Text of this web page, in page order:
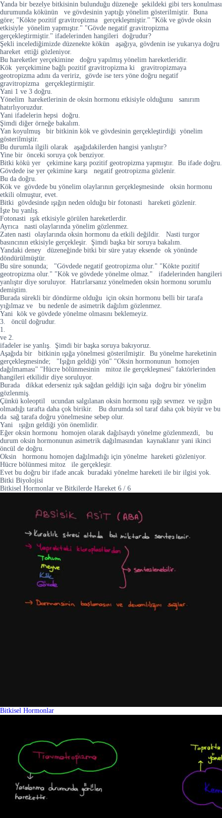
Yanda bir bezelye bitkisinin bulunduğu düzeneğe şekildeki gibi ters konulması
durumunda kökünün ve gövdesinin yaptığı yönelim gösterilmiştir. Buna
göre; "Kökte pozitif gravitropizma gerçekleşmiştir." "Kök ve gövde oksin
etkisiyle yönelim yapmıştır." "Gövde negatif gravitropizma
gerçekleştirmiştir." ifadelerinden hangileri doğrudur?
Şekli incelediğimizde düzenekte kökün aşağıya, gövdenin ise yukarıya doğru
hareket ettiği gözleniyor.
Bu hareketler yerçekimine doğru yapılmış yönelim hareketleridir.
Kök yerçekimine bağlı pozitif gravitropizma ki gravitropizmaya
geotropizma adını da veririz, gövde ise ters yöne doğru negatif
gravitropizma gerçekleştirmiştir.
Yani 1 ve 3 doğru.
Yönelim hareketlerinin de oksin hormonu etkisiyle olduğunu sanırım
hatırlıyoruzdur.
Yani ifadelerin hepsi doğru.
Şimdi diğer örneğe bakalım.
Yan koyulmuş bir bitkinin kök ve gövdesinin gerçekleştirdiği yönelim
gösterilmiştir.
Bu durumla ilgili olarak aşağıdakilerden hangisi yanlıştır?
Yine bir önceki soruya çok benziyor.
Bitki kökü yer çekimine karşı pozitif geotropizma yapmıştır. Bu ifade doğru.
Gövdede ise yer çekimine karşı negatif geotropizma gözlenir.
Bu da doğru.
Kök ve gövdede bu yönelim olaylarının gerçekleşmesinde oksin hormonu
etkili olmuştur, evet.
Bitki gövdesinde ışığın neden olduğu bir fotonasti hareketi gözlenir.
İşte bu yanlış.
Fotonasti ışık etkisiyle görülen hareketlerdir.
Ayrıca nasti olaylarında yönelim gözlenmez.
Zaten nasti olaylarında oksin hormonu da etkili değildir. Nasti turgor
basıncının etkisiyle gerçekleşir. Şimdi başka bir soruya bakalım.
Yandaki deney düzeneğinde bitki bir süre yatay eksende ok yönünde
döndürülmüştür.
Bu süre sonunda; "Gövdede negatif geotropizma olur." "Kökte pozitif
geotropizma olur." "Kök ve gövdede yönelme olmaz." ifadelerinden hangileri
yanlıştır diye soruluyor. Hatırlarsanız yönelmeden oksin hormonu sorumlu
demiştim.
Burada sürekli bir döndürme olduğu için oksin hormonu belli bir tarafa
yığılmaz ve bu nedenle de asimetrik dağılım gözlenmez.
Yani kök ve gövdede yönelme olmasını beklemeyiz.
3. öncül doğrudur.
1.
ve 2.
ifadeler ise yanlış. Şimdi bir başka soruya bakıyoruz.
Aşağıda bir bitkinin ışığa yönelmesi gösterilmiştir. Bu yönelme hareketinin
gerçekleşmesinde; "Işığın geldiği yön" "Oksin hormonunun homojen
dağılmaması" "Hücre bölünmesinin mitoz ile gerçekleşmesi" faktörlerinden
hangileri etkilidir diye soruluyor.
Burada dikkat ederseniz ışık sağdan geldiği için sağa doğru bir yönelim
gözlenmiş.
Çünkü koleoptil ucundan salgılanan oksin hormonu ışığı sevmez ve ışığın
olmadığı tarafta daha çok birikir. Bu durumda sol taraf daha çok büyür ve bu
da sağ tarafa doğru yönelmesine sebep olur.
Yani ışığın geldiği yön önemlidir.
Eğer oksin hormonu homojen olarak dağılsaydı yönelme gözlenmezdi, bu
durum oksin hormonunun asimetrik dağılmasından kaynaklanır yani ikinci
öncül de doğru.
Oksin hormonu homojen dağılmadığı için yönelme hareketi gözleniyor.
Hücre bölünmesi mitoz ile gerçekleşir.
Evet bu doğru bir ifade ancak buradaki yönelme hareketi ile bir ilgisi yok.
Bitki Biyolojisi
Bitkisel Hormonlar ve Bitkilerde Hareket 6 / 6
Bitkisel Hormonlar